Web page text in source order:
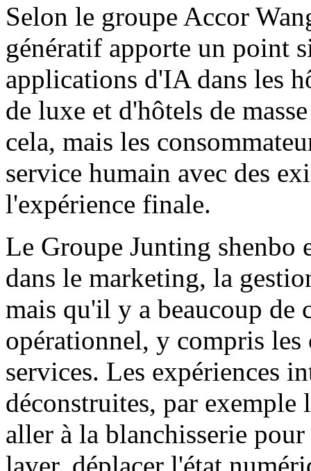
Selon le groupe Accor
génératif apporte un point
applications d'IA dans les
de luxe et d'hôtels de
cela, mais les
service humain avec des
l'expérience finale.
Le Groupe Junting shenbo
dans le marketing, la
mais qu'il y a beaucoup de
opérationnel, y compris
services. Les expériences
déconstruites, par
aller à la blanchisserie
laver, déplacer l'état